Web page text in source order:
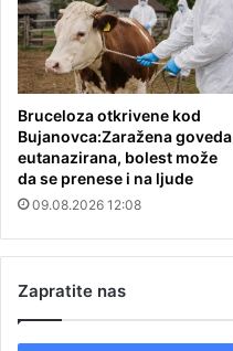
Bruceloza otkrivene kod
Bujanovca:Zaražena goveda
eutanazirana, bolest može
da se prenese i na ljude
09.08.2026 12:08
Zapratite nas